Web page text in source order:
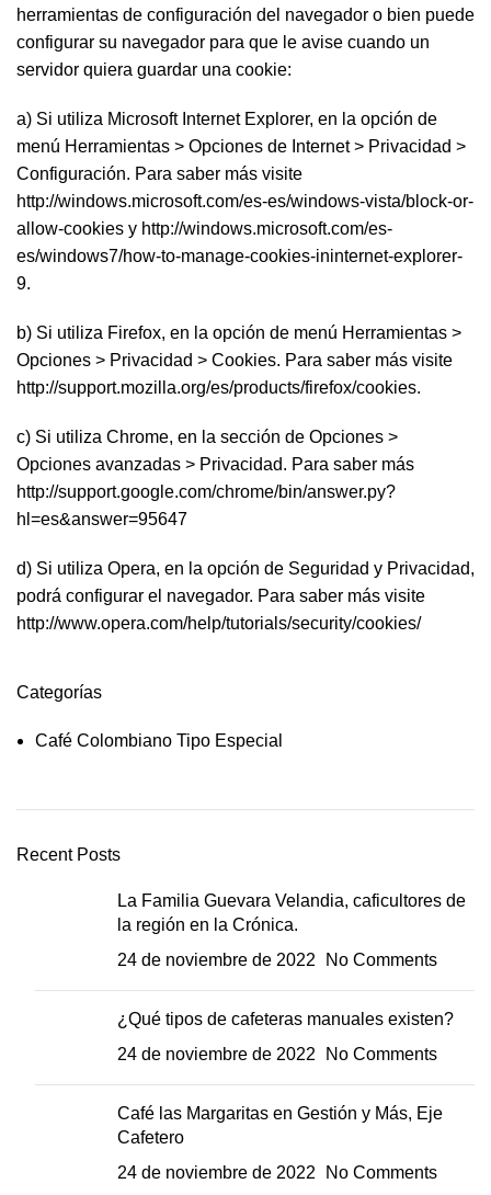
herramientas de configuración del navegador o bien puede
configurar su navegador para que le avise cuando un
servidor quiera guardar una cookie:
a) Si utiliza Microsoft Internet Explorer, en la opción de
menú Herramientas > Opciones de Internet > Privacidad >
Configuración. Para saber más visite
http://windows.microsoft.com/es-es/windows-vista/block-or-
allow-cookies y http://windows.microsoft.com/es-
es/windows7/how-to-manage-cookies-ininternet-explorer-
9.
b) Si utiliza Firefox, en la opción de menú Herramientas >
Opciones > Privacidad > Cookies. Para saber más visite
http://support.mozilla.org/es/products/firefox/cookies.
c) Si utiliza Chrome, en la sección de Opciones >
Opciones avanzadas > Privacidad. Para saber más
http://support.google.com/chrome/bin/answer.py?
hl=es&answer=95647
d) Si utiliza Opera, en la opción de Seguridad y Privacidad,
podrá configurar el navegador. Para saber más visite
http://www.opera.com/help/tutorials/security/cookies/
Categorías
Café Colombiano Tipo Especial
Recent Posts
La Familia Guevara Velandia, caficultores de
la región en la Crónica.
24 de noviembre de 2022
No Comments
¿Qué tipos de cafeteras manuales existen?
24 de noviembre de 2022
No Comments
Café las Margaritas en Gestión y Más, Eje
Cafetero
24 de noviembre de 2022
No Comments